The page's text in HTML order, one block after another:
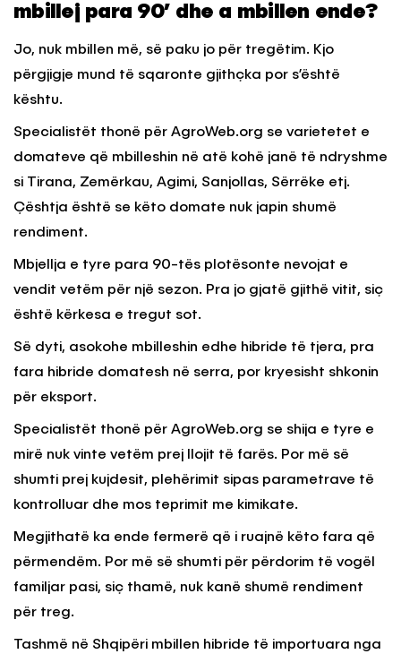
mbillej para 90’ dhe a mbillen ende?
Jo, nuk mbillen më, së paku jo për tregëtim. Kjo
përgjigje mund të sqaronte gjithçka por s’është
kështu.
Specialistët thonë për AgroWeb.org se varietetet e
domateve që mbilleshin në atë kohë janë të ndryshme
si Tirana, Zemërkau, Agimi, Sanjollas, Sërrëke etj.
Çështja është se këto domate nuk japin shumë
rendiment.
Mbjellja e tyre para 90-tës plotësonte nevojat e
vendit vetëm për një sezon. Pra jo gjatë gjithë vitit, siç
është kërkesa e tregut sot.
Së dyti, asokohe mbilleshin edhe hibride të tjera, pra
fara hibride domatesh në serra, por kryesisht shkonin
për eksport.
Specialistët thonë për AgroWeb.org se shija e tyre e
mirë nuk vinte vetëm prej llojit të farës. Por më së
shumti prej kujdesit, plehërimit sipas parametrave të
kontrolluar dhe mos teprimit me kimikate.
Megjithatë ka ende fermerë që i ruajnë këto fara që
përmendëm. Por më së shumti për përdorim të vogël
familjar pasi, siç thamë, nuk kanë shumë rendiment
për treg.
Tashmë në Shqipëri mbillen hibride të importuara nga